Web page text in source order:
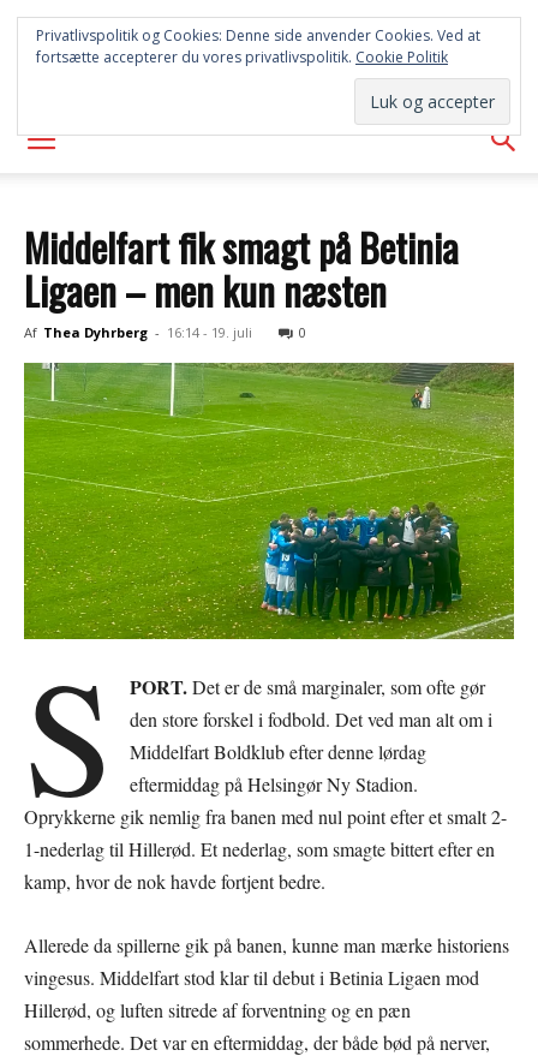
SYD
AVISEN
Middelfart fik smagt på Betinia
Ligaen – men kun næsten
Af Thea Dyhrberg - 16:14 - 19. juli 0
S PORT.Det er de små marginaler, som ofte gør
den store forskel i fodbold. Det ved man alt om i
Middelfart Boldklub efter denne lørdag
eftermiddag på Helsingør Ny Stadion.
Oprykkerne gik nemlig fra banen med nul point efter et smalt 2-
1-nederlag til Hillerød. Et nederlag, som smagte bittert efter en
kamp, hvor de nok havde fortjent bedre.
Allerede da spillerne gik på banen, kunne man mærke historiens
vingesus. Middelfart stod klar til debut i Betinia Ligaen mod
Hillerød, og luften sitrede af forventning og en pæn
sommerhede. Det var en eftermiddag, der både bød på nerver,
Privatlivspolitik og Cookies: Denne side anvender Cookies. Ved at
fortsætte accepterer du vores privatlivspolitik. Cookie Politik